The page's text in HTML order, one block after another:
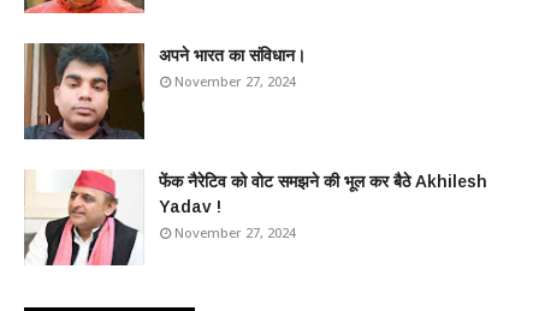
अपने भारत का संविधान।
November 27, 2024
फेंक नैरेटिव को वोट समझने की भूल कर बैठे Akhilesh
Yadav !
November 27, 2024